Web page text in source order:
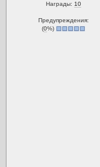
Награды: 10
Предупреждения:
(0%)